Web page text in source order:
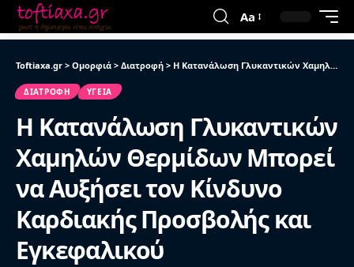
Aa
Toftiaxa.gr > Ομορφιά > Διατροφή > Η Κατανάλωση Γλυκαντικών Χαμηλών Θερμίδων Μπορεί να Αυξήσει τον Κίνδυνο Καρδιακής Προσβολής και Εγκεφαλικού
ΔΙΑΤΡΟΦΉ ΥΓΕΊΑ
Η Κατανάλωση Γλυκαντικών
Χαμηλών Θερμίδων Μπορεί
να Αυξήσει τον Κίνδυνο
Καρδιακής Προσβολής και
Εγκεφαλικού